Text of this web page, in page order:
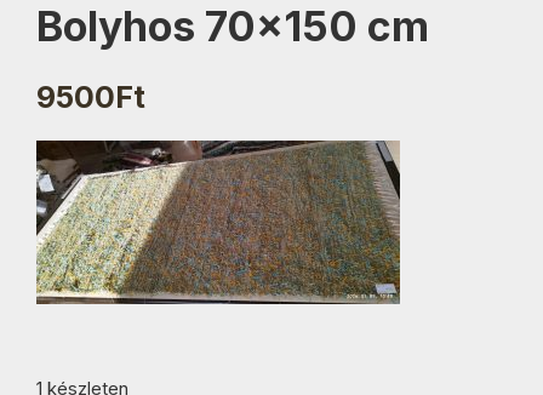
Bolyhos 70×150 cm
9500Ft
1 készleten